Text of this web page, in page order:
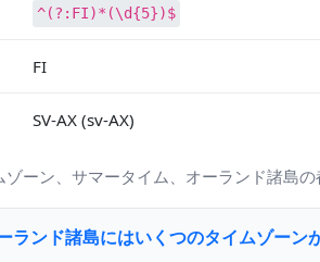
^(?:FI)*(\d{5})$
FI
SV-AX (sv-AX)
ゾーン、サマータイム、オーランド諸島の
ランド諸島にはいくつのタイムゾーン